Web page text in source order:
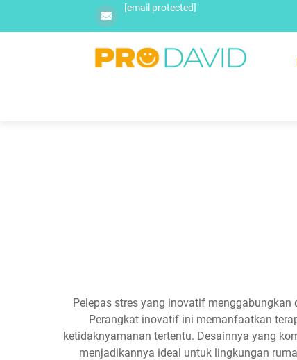
[email protected]
Pelepas stres yang inovatif
Perangkat inovatif ini memanfaatkan
ketidaknyamanan tertentu. Desainnya yang
menjadikannya ideal untuk lingkungan